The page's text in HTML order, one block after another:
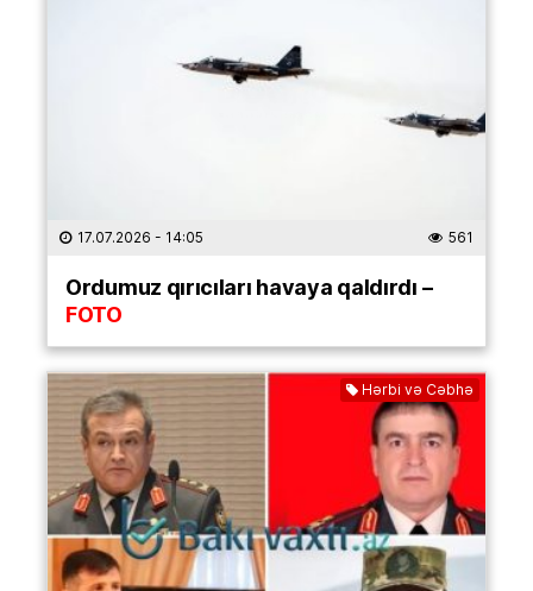
17.07.2026 - 14:05 561
Ordumuz qırıcıları havaya qaldırdı –
FOTO
Hərbi və Cəbhə